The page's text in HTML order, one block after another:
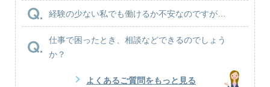
経験の少ない私でも働けるか不安なのですが…
仕事で困ったとき、相談などできるのでしょう
か？
よくあるご質問をもっと見る